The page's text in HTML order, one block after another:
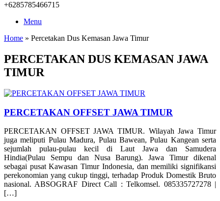
+6285785466715
Menu
Home » Percetakan Dus Kemasan Jawa Timur
PERCETAKAN DUS KEMASAN JAWA
TIMUR
PERCETAKAN OFFSET JAWA TIMUR
PERCETAKAN OFFSET JAWA TIMUR. Wilayah Jawa Timur
juga meliputi Pulau Madura, Pulau Bawean, Pulau Kangean serta
sejumlah pulau-pulau kecil di Laut Jawa dan Samudera
Hindia(Pulau Sempu dan Nusa Barung). Jawa Timur dikenal
sebagai pusat Kawasan Timur Indonesia, dan memiliki signifikansi
perekonomian yang cukup tinggi, terhadap Produk Domestik Bruto
nasional. ABSOGRAF Direct Call : Telkomsel. 085335727278 |
[…]